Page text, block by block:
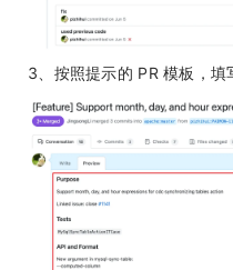
3、按照提示的 PR 模板，